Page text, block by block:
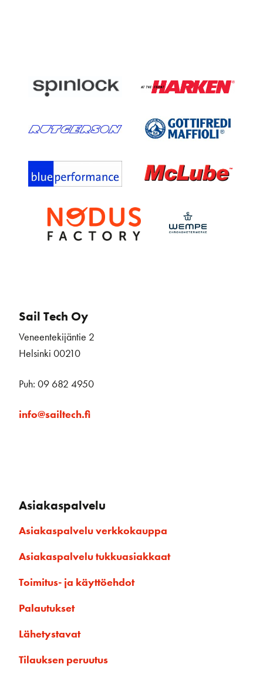
Sail Tech Oy
Veneentekijäntie 2
Helsinki 00210
Puh: 09 682 4950
info@sailtech.fi
Asiakaspalvelu
Asiakaspalvelu verkkokauppa
Asiakaspalvelu tukkuasiakkaat
Toimitus- ja käyttöehdot
Palautukset
Lähetystavat
Tilauksen peruutus